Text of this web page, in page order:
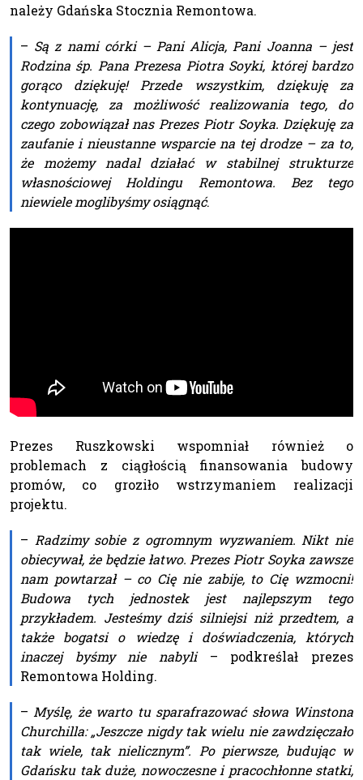
należy Gdańska Stocznia Remontowa.
– Są z nami córki – Pani Alicja, Pani Joanna – jest
Rodzina śp. Pana Prezesa Piotra Soyki, której bardzo
gorąco dziękuję! Przede wszystkim, dziękuję za
kontynuację, za możliwość realizowania tego, do
czego zobowiązał nas Prezes Piotr Soyka. Dziękuję za
zaufanie i nieustanne wsparcie na tej drodze – za to,
że możemy nadal działać w stabilnej strukturze
własnościowej Holdingu Remontowa. Bez tego
niewiele moglibyśmy osiągnąć.
Prezes Ruszkowski wspomniał również o
problemach z ciągłością finansowania budowy
promów, co groziło wstrzymaniem realizacji
projektu.
– Radzimy sobie z ogromnym wyzwaniem. Nikt nie
obiecywał, że będzie łatwo. Prezes Piotr Soyka zawsze
nam powtarzał – co Cię nie zabije, to Cię wzmocni!
Budowa tych jednostek jest najlepszym tego
przykładem. Jesteśmy dziś silniejsi niż przedtem, a
także bogatsi o wiedzę i doświadczenia, których
inaczej byśmy nie nabyli– podkreślał prezes
Remontowa Holding.
– Myślę, że warto tu sparafrazować słowa Winstona
Churchilla: „Jeszcze nigdy tak wielu nie zawdzięczało
tak wiele, tak nielicznym”. Po pierwsze, budując w
Gdańsku tak duże, nowoczesne i pracochłonne statki,